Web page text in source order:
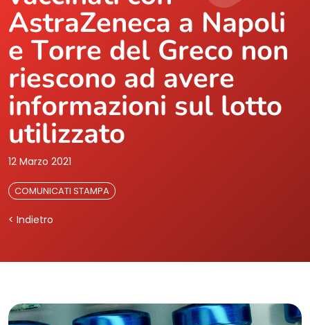
Contatti
Login
AstraZeneca a Napoli
e Torre del Greco non
riescono ad avere
informazioni sul lotto
utilizzato
12 Marzo 2021
COMUNICATI STAMPA
< Indietro